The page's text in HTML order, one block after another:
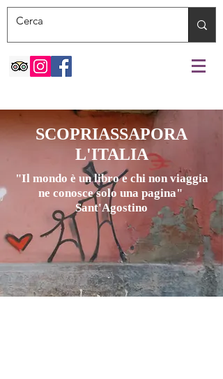
SCOPRIASSAPORA
L'ITALIA
"Il mondo è un libro e chi non viaggia
ne conosce solo una pagina"
Sant'Agostino